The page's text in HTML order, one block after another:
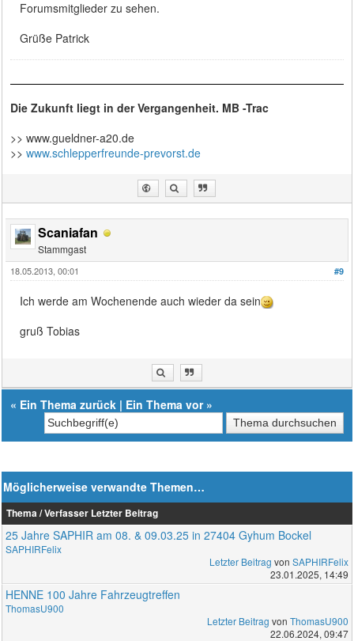
Forumsmitglieder zu sehen.
Grüße Patrick
Die Zukunft liegt in der Vergangenheit. MB -Trac
>> www.gueldner-a20.de
>>www.schlepperfreunde-prevorst.de
Scaniafan
Stammgast
#9
18.05.2013, 00:01
Ich werde am Wochenende auch wieder da sein
gruß Tobias
« Ein Thema zurück | Ein Thema vor»
Möglicherweise verwandte Themen…
Thema / Verfasser Letzter Beitrag
25 Jahre SAPHIR am 08. & 09.03.25 in 27404 Gyhum Bockel
SAPHIRFelix
Letzter Beitrag von SAPHIRFelix
23.01.2025, 14:49
HENNE 100 Jahre Fahrzeugtreffen
ThomasU900
Letzter Beitrag von ThomasU900
22.06.2024, 09:47